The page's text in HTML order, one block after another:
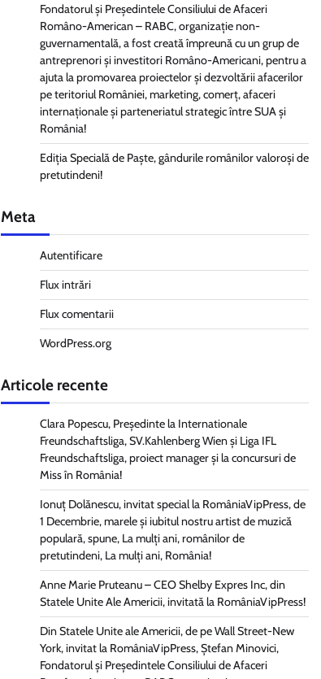
Fondatorul și Președintele Consiliului de Afaceri
Româno-American – RABC, organizație non-
guvernamentală, a fost creată împreună cu un grup de
antreprenori și investitori Româno-Americani, pentru a
ajuta la promovarea proiectelor și dezvoltării afacerilor
pe teritoriul României, marketing, comerț, afaceri
internaționale și parteneriatul strategic între SUA și
România!
Ediția Specială de Paște, gândurile românilor valoroși de
pretutindeni!
Meta
Autentificare
Flux intrări
Flux comentarii
WordPress.org
Articole recente
Clara Popescu, Președinte la Internationale
Freundschaftsliga, SV.Kahlenberg Wien şi Liga IFL
Freundschaftsliga, proiect manager și la concursuri de
Miss în România!
Ionuț Dolănescu, invitat special la RomâniaVipPress, de
1 Decembrie, marele și iubitul nostru artist de muzică
populară, spune, La mulți ani, românilor de
pretutindeni, La mulți ani, România!
Anne Marie Pruteanu – CEO Shelby Expres Inc, din
Statele Unite Ale Americii, invitată la RomâniaVipPress!
Din Statele Unite ale Americii, de pe Wall Street-New
York, invitat la RomâniaVipPress, Ștefan Minovici,
Fondatorul și Președintele Consiliului de Afaceri